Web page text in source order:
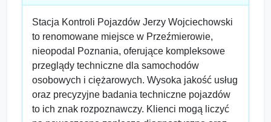
Stacja Kontroli Pojazdów Jerzy Wojciechowski
to renomowane miejsce w Przeźmierowie,
nieopodal Poznania, oferujące kompleksowe
przeglądy techniczne dla samochodów
osobowych i ciężarowych. Wysoka jakość usług
oraz precyzyjne badania techniczne pojazdów
to ich znak rozpoznawczy. Klienci mogą liczyć